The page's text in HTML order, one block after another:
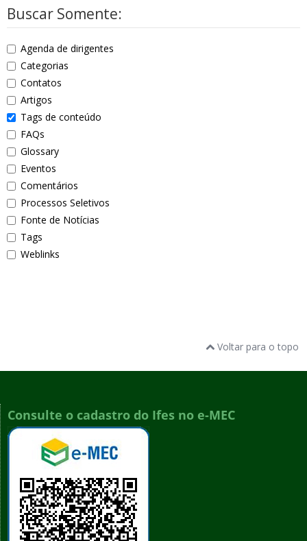
Buscar Somente:
Agenda de dirigentes
Categorias
Contatos
Artigos
Tags de conteúdo
FAQs
Glossary
Eventos
Comentários
Processos Seletivos
Fonte de Notícias
Tags
Weblinks
Voltar para o topo
Consulte o cadastro do Ifes no e-MEC